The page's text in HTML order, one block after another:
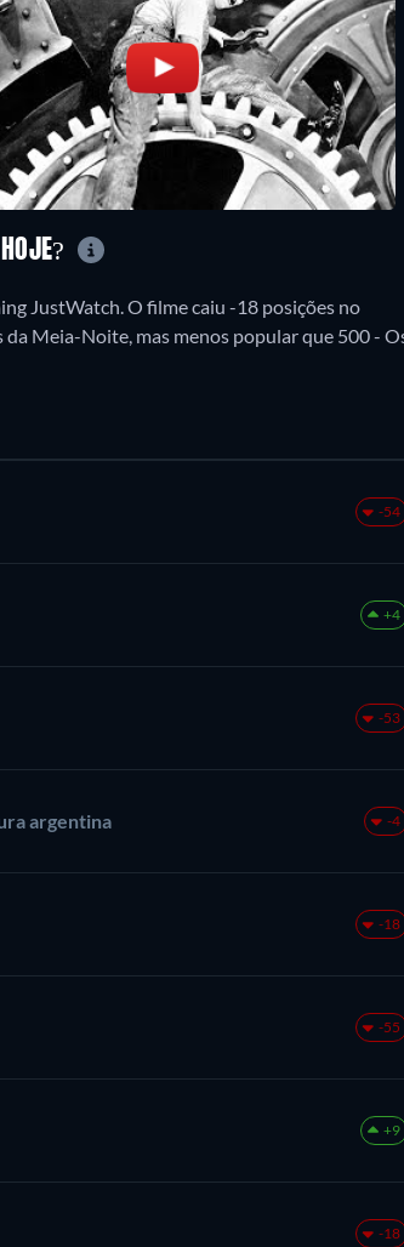
JustWatch. O filme caiu -18 posições no
Meia-Noite, mas menos popular que 500 -
-54
+4
-53
argentina -4
-18
-55
+9
-18